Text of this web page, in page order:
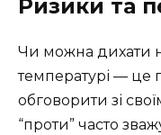
Ризики та
Чи можна дихати
температурі — це
обговорити зі
“проти” часто